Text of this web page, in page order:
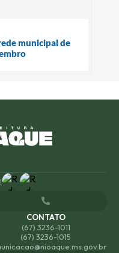
municipal de
CONTATO
(67) 3236-1011
(67) 3236-1015